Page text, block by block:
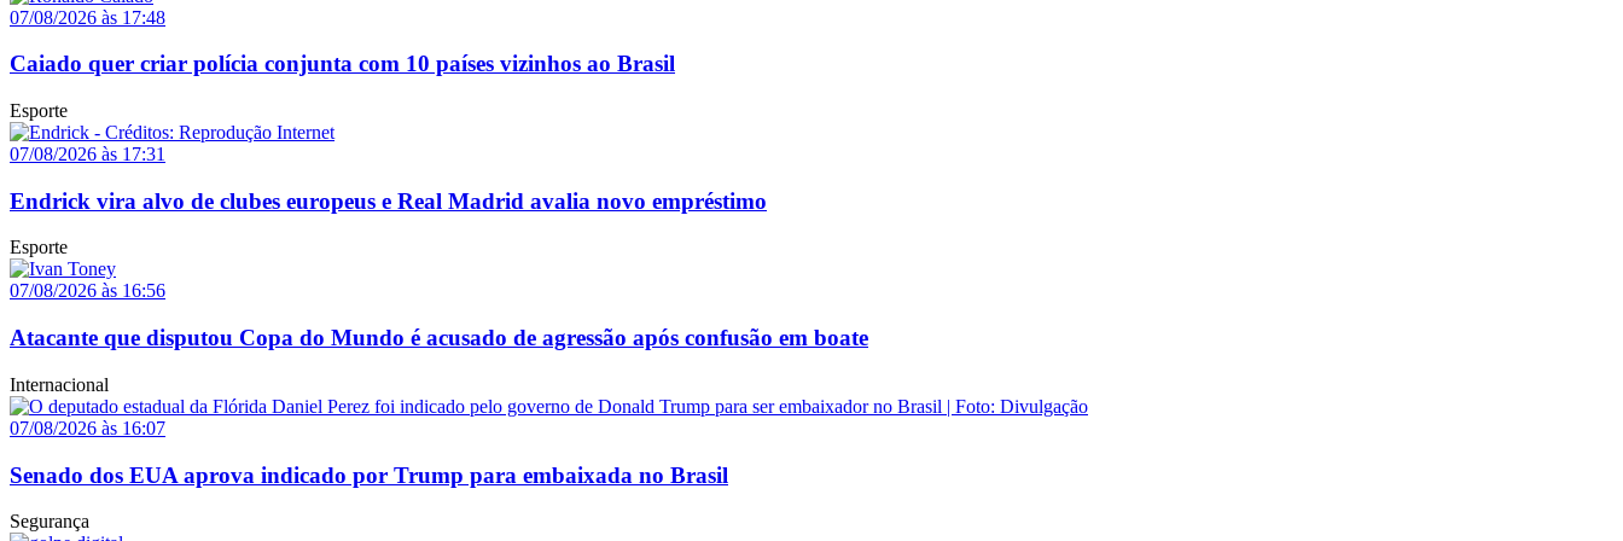
07/08/2026 às 17:48
Caiado quer criar polícia conjunta com 10 países vizinhos ao Brasil
Esporte
07/08/2026 às 17:31
Endrick vira alvo de clubes europeus e Real Madrid avalia novo empréstimo
Esporte
07/08/2026 às 16:56
Atacante que disputou Copa do Mundo é acusado de agressão após confusão em boate
Internacional
07/08/2026 às 16:07
Senado dos EUA aprova indicado por Trump para embaixada no Brasil
Segurança